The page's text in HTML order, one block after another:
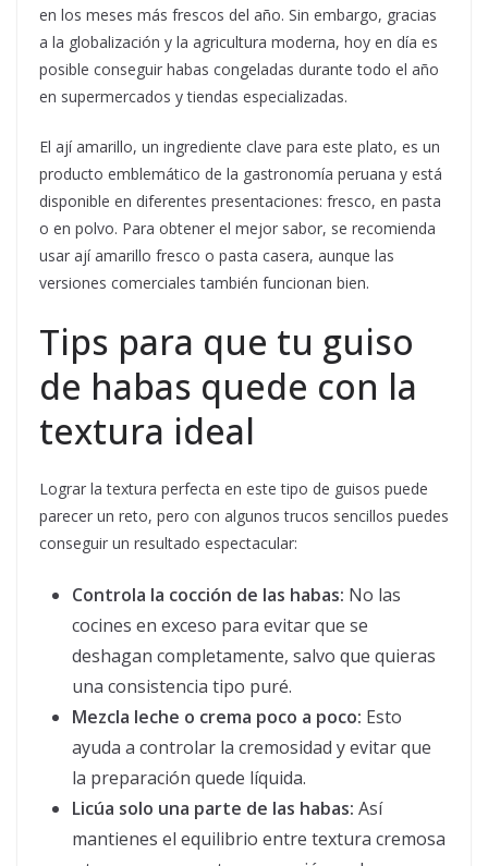
en los meses más frescos del año. Sin embargo, gracias
a la globalización y la agricultura moderna, hoy en día es
posible conseguir habas congeladas durante todo el año
en supermercados y tiendas especializadas.
El ají amarillo, un ingrediente clave para este plato, es un
producto emblemático de la gastronomía peruana y está
disponible en diferentes presentaciones: fresco, en pasta
o en polvo. Para obtener el mejor sabor, se recomienda
usar ají amarillo fresco o pasta casera, aunque las
versiones comerciales también funcionan bien.
Tips para que tu guiso
de habas quede con la
textura ideal
Lograr la textura perfecta en este tipo de guisos puede
parecer un reto, pero con algunos trucos sencillos puedes
conseguir un resultado espectacular:
Controla la cocción de las habas: No las
cocines en exceso para evitar que se
deshagan completamente, salvo que quieras
una consistencia tipo puré.
Mezcla leche o crema poco a poco: Esto
ayuda a controlar la cremosidad y evitar que
la preparación quede líquida.
Licúa solo una parte de las habas: Así
mantienes el equilibrio entre textura cremosa